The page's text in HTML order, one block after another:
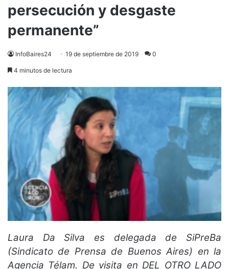
persecución y desgaste
permanente”
InfoBaires24 19 de septiembre de 2019 0
4 minutos de lectura
Laura Da Silva es delegada de SiPreBa
(Sindicato de Prensa de Buenos Aires) en la
Agencia Télam. De visita en DEL OTRO LADO